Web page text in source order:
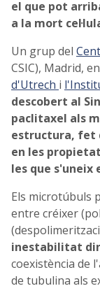
el que pot
a la mort
Un grup del
CSIC), Madrid,
d'Utrech i
descobert al
paclitaxel als
estructura, fet
en les
les que s'uneix
Els microtúbuls
entre créixer
inestabilitat
coexistència de
de tubulina als